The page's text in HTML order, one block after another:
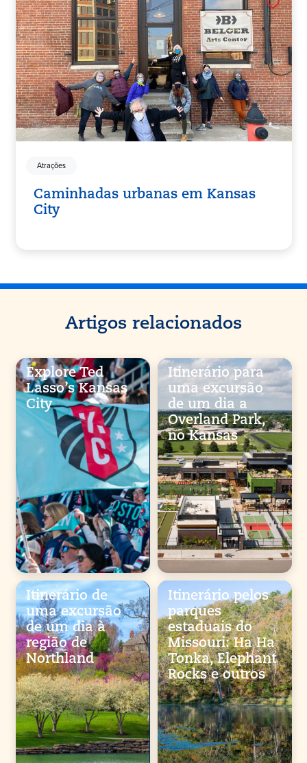
Atrações
Caminhadas urbanas em Kansas
City
Artigos relacionados
Explore Ted
Lasso’s Kansas
City
Itinerário para
uma excursão
de um dia a
Overland Park,
no Kansas
Itinerário de
uma excursão
de um dia à
região de
Northland
Itinerário pelos
parques
estaduais do
Missouri: Ha Ha
Tonka, Elephant
Rocks e outros